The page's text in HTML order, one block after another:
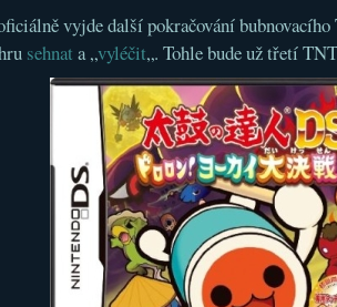
vyjde další pokračování
sehnat a „vyléčit„. Tohle bude už třetí